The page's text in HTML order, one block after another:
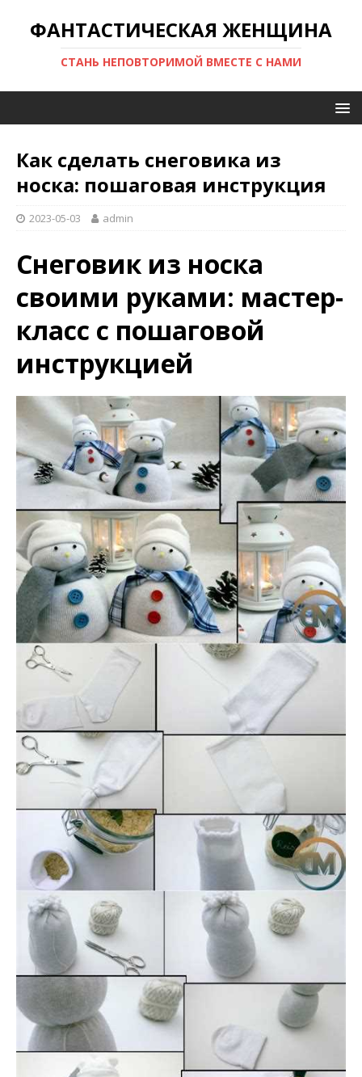
ФАНТАСТИЧЕСКАЯ ЖЕНЩИНА
СТАНЬ НЕПОВТОРИМОЙ ВМЕСТЕ С НАМИ
Как сделать снеговика из
носка: пошаговая инструкция
2023-05-03 admin
Снеговик из носка
своими руками: мастер-
класс с пошаговой
инструкцией